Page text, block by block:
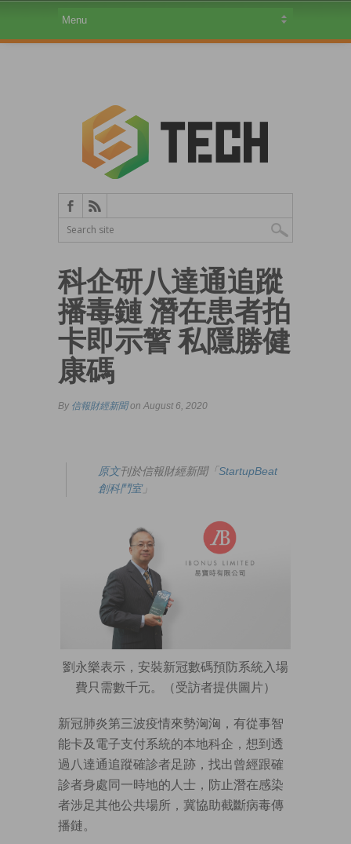
科企研八達通追蹤
播毒鏈 潛在患者拍
卡即示警 私隱勝健
康碼
By 信報財經新聞on August 6, 2020
原文刊於信報財經新聞「StartupBeat
創科鬥室」
劉永樂表示，安裝新冠數碼預防系統入場
費只需數千元。（受訪者提供圖片）
新冠肺炎第三波疫情來勢洶洶，有從事智
能卡及電子支付系統的本地科企，想到透
過八達通追蹤確診者足跡，找出曾經跟確
診者身處同一時地的人士，防止潛在感染
者涉足其他公共場所，冀協助截斷病毒傳
播鏈。